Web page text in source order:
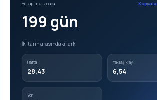
Hesaplama sonucu Kopyala
199 gün
İki tarih arasındaki fark
Hafta
28,43
Yaklaşık ay
6,54
Yön